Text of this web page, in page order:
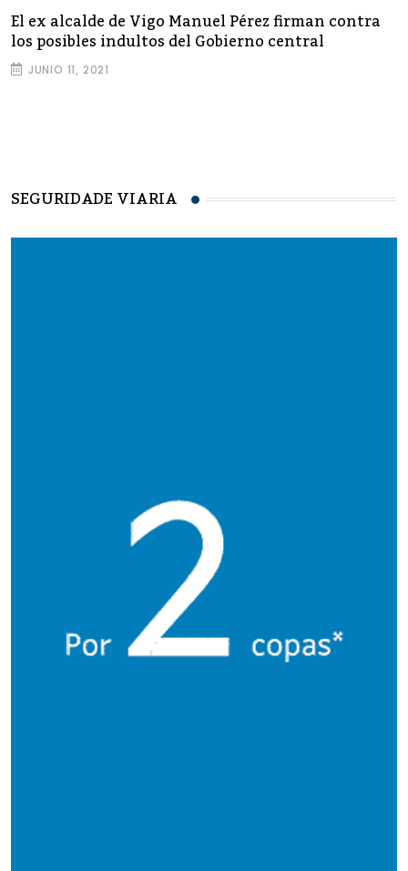
El ex alcalde de Vigo Manuel Pérez firman contra
los posibles indultos del Gobierno central
JUNIO 11, 2021
SEGURIDADE VIARIA